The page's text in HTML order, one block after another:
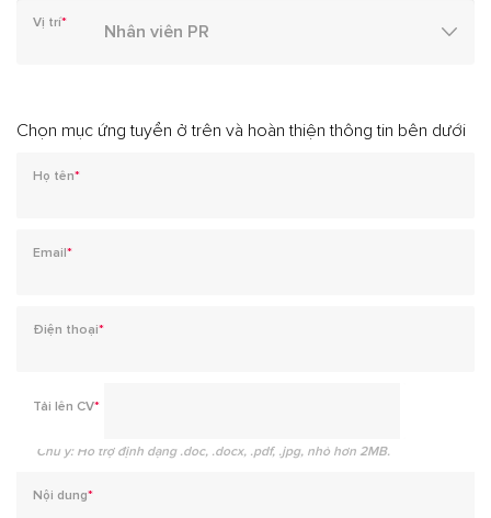
Vị trí*
Chọn mục ứng tuyển ở trên và hoàn thiện thông tin bên dưới
Họ tên*
Email*
Điện thoại*
Tải lên CV*
Chú ý: Hỗ trợ định dạng .doc, .docx, .pdf, .jpg, nhỏ hơn 2MB.
Nội dung*